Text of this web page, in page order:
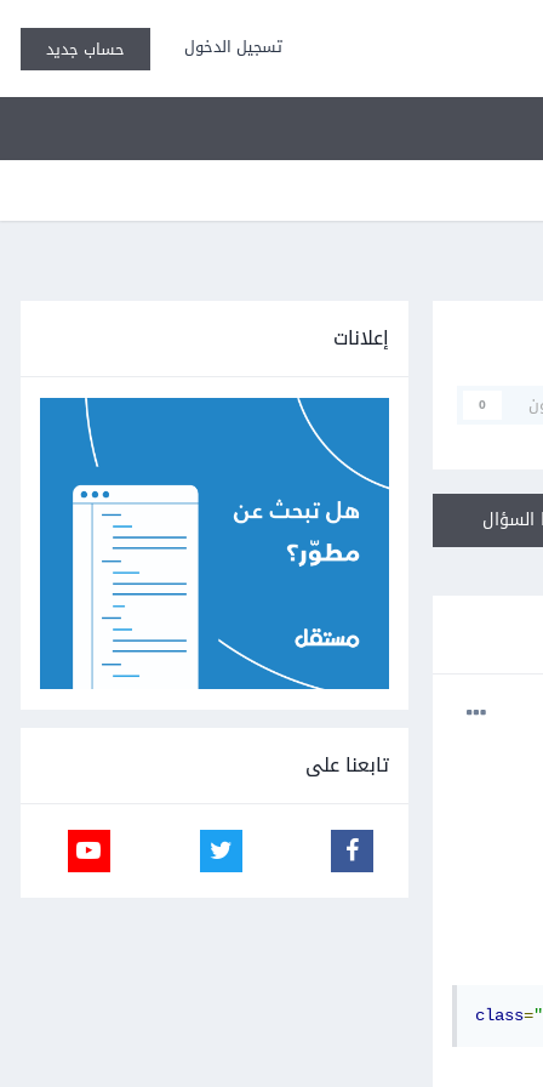
تسجيل الدخول حساب جديد
0
class=
إعلانات
تابعنا على